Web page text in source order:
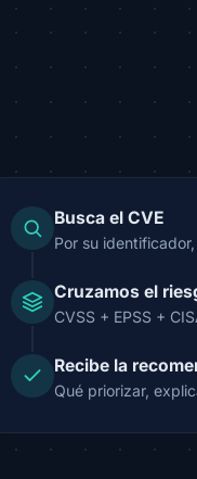
Busca el CVE
Por su
Cruzamos el
CVSS + EPSS +
Recibe la
Qué priorizar,